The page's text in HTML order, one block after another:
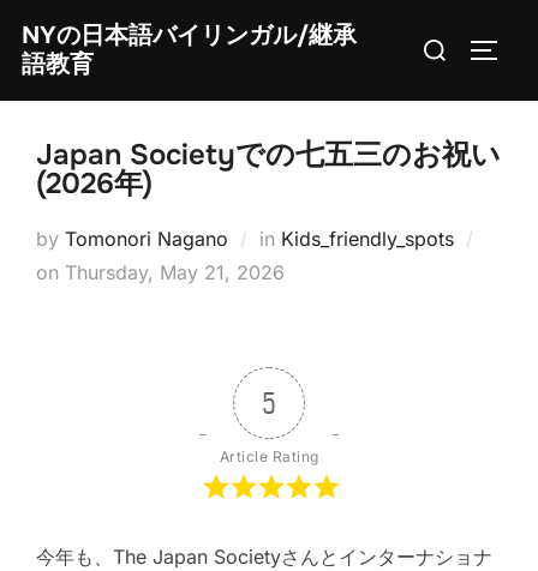
content
NYの日本語バイリンガル/継承
語教育
Search
Japan Societyでの七五三のお祝い
(2026年)
by Tomonori Nagano in Kids_friendly_spots
on Posted
Thursday, May 21, 2026
5
Article Rating
今年も、The Japan Societyさんとインターナショナ